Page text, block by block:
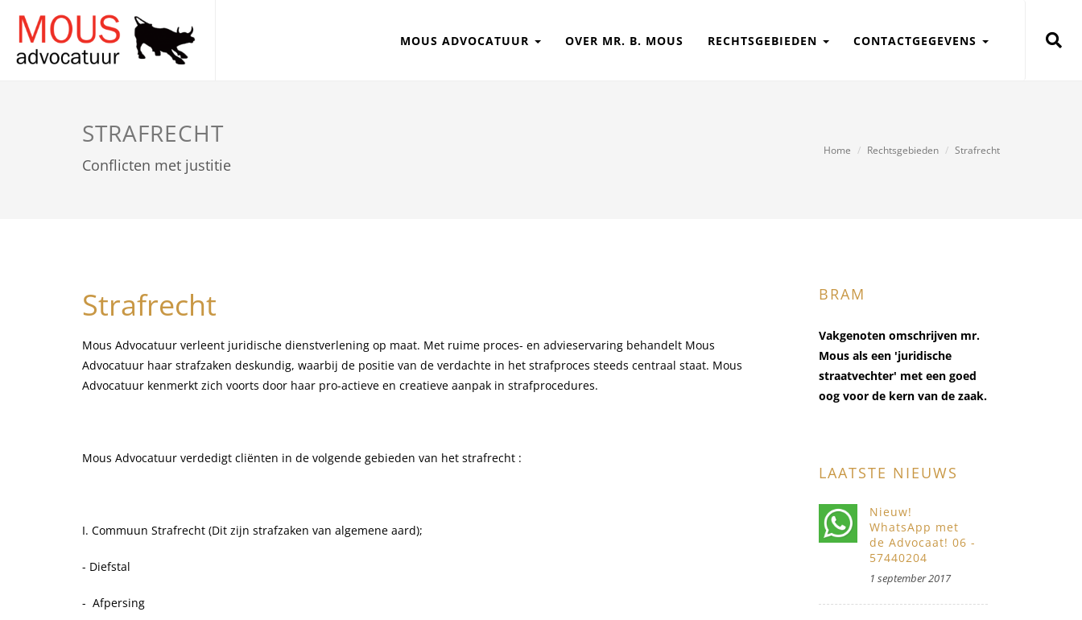
MOUS ADVOCATUUR OVER MR. B. MOUS RECHTSGEBIEDEN CONTACTGEGEVENS
STRAFRECHT
Conflicten met justitie
Home Rechtsgebieden Strafrecht
Strafrecht
Mous Advocatuur verleent juridische dienstverlening op maat. Met ruime proces- en advieservaring behandelt Mous
Advocatuur haar strafzaken deskundig, waarbij de positie van de verdachte in het strafproces steeds centraal staat. Mous
Advocatuur kenmerkt zich voorts door haar pro-actieve en creatieve aanpak in strafprocedures.
Mous Advocatuur verdedigt cliënten in de volgende gebieden van het strafrecht :
I. Commuun Strafrecht (Dit zijn strafzaken van algemene aard);
- Diefstal
- Afpersing
BRAM
Vakgenoten omschrijven mr.
Mous als een 'juridische
straatvechter' met een goed
oog voor de kern van de zaak.
LAATSTE NIEUWS
Nieuw!
WhatsApp met
de Advocaat! 06 -
57440204
1 september 2017